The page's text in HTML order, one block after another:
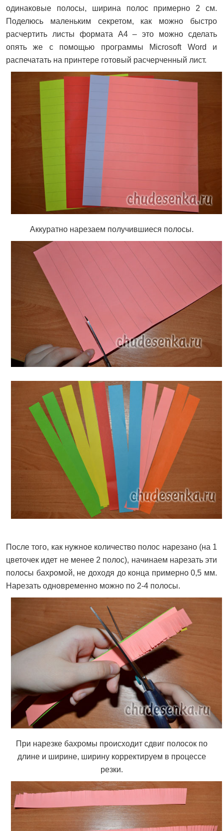
одинаковые полосы, ширина полос примерно 2 см.
Поделюсь маленьким секретом, как можно быстро
расчертить листы формата А4 – это можно сделать
опять же с помощью программы Microsoft Word и
распечатать на принтере готовый расчерченный лист.
Аккуратно нарезаем получившиеся полосы.
После того, как нужное количество полос нарезано (на 1
цветочек идет не менее 2 полос), начинаем нарезать эти
полосы бахромой, не доходя до конца примерно 0,5 мм.
Нарезать одновременно можно по 2-4 полосы.
При нарезке бахромы происходит сдвиг полосок по
длине и ширине, ширину корректируем в процессе
резки.